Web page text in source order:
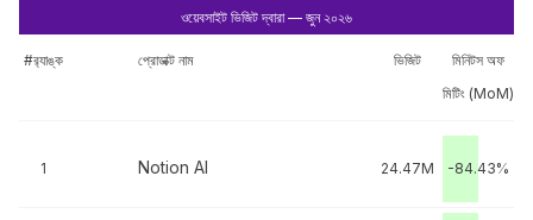
ওয়েবসাইট ভিজিট দ্বারা — জুন ২০২৬
#র‍্যাঙ্ক প্রোডাক্ট নাম ভিজিট
মিনিটস অফ
মিটিং (MoM)
1 Notion AI 24.47M -84.43%